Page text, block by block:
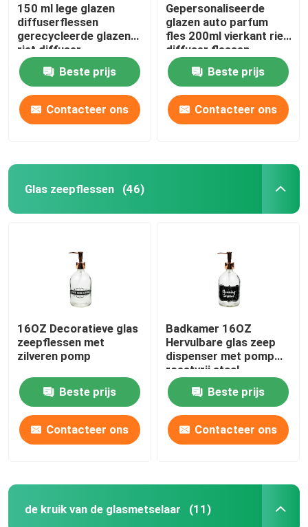
150 ml lege glazen
diffuserflessen
gerecycleerde glazen
riet diffuser
Beste prijs
Contacteer ons
Gepersonaliseerde
glazen auto parfum
fles 200ml vierkant riet
diffuser flessen
Beste prijs
Contacteer ons
Glas zeepflessen (46)
16OZ Decoratieve glas
zeepflessen met
zilveren pomp
Beste prijs
Contacteer ons
Badkamer 16OZ
Hervulbare glas zeep
dispenser met pomp
roestvrij staal
Beste prijs
Contacteer ons
de kruik van de glasmetselaar (11)